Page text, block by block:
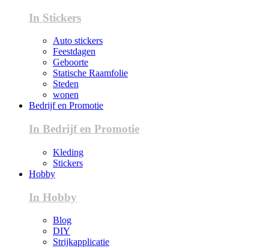
In Stickers
Auto stickers
Feestdagen
Geboorte
Statische Raamfolie
Steden
wonen
Bedrijf en Promotie
In Bedrijf en Promotie
Kleding
Stickers
Hobby
In Hobby
Blog
DIY
Strijkapplicatie